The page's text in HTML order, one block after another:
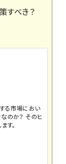
すべき？
する市場におい
のか？ そのヒ
す。